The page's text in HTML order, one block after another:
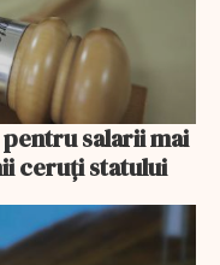
salarii mai
ceruți statului